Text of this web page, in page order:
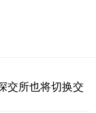
交所也将切换交